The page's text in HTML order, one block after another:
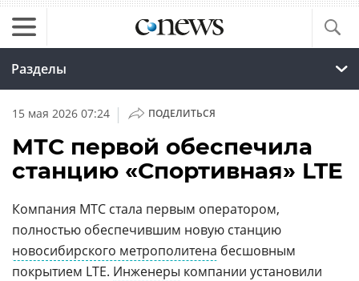
Разделы
15 мая 2026 07:24 | ПОДЕЛИТЬСЯ
МТС первой обеспечила
станцию «Спортивная» LTE
Компания МТС стала первым оператором,
полностью обеспечившим новую станцию
новосибирского метрополитена бесшовным
покрытием LTE. Инженеры компании установили